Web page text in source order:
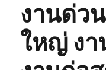
งานด่ว
ใหญ่ งา